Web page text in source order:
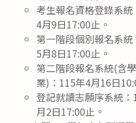
考生報名資格登錄系
4月9日17:00止。
第一階段個別報名系
5月8日17:00止。
第二階段報名系統(含
業)：115年4月16日
登記就讀志願序系統
月2日17:00止。